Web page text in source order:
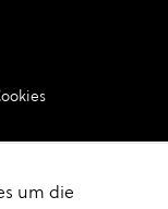
um die